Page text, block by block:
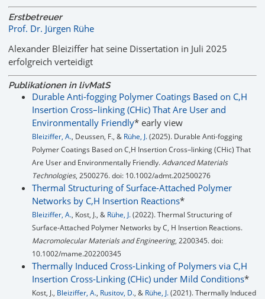
Erstbetreuer
Prof. Dr. Jürgen Rühe
Alexander Bleiziffer hat seine Dissertation in Juli 2025
erfolgreich verteidigt
Publikationen in livMatS
Durable Anti-fogging Polymer Coatings Based on C,H
Insertion Cross–linking (CHic) That Are User and
Environmentally Friendly* early view
Bleiziffer, A., Deussen, F., & Rühe, J.(2025). Durable Anti-fogging
Polymer Coatings Based on C,H Insertion Cross–linking (CHic) That
Are User and Environmentally Friendly.Advanced Materials
Technologies, 2500276. doi: 10.1002/admt.202500276
Thermal Structuring of Surface-Attached Polymer
Networks by C,H Insertion Reactions*
Bleiziffer, A., Kost, J., & Rühe, J.(2022). Thermal Structuring of
Surface‐Attached Polymer Networks by C, H Insertion Reactions.
Macromolecular Materials and Engineering, 2200345. doi:
10.1002/mame.202200345
Thermally Induced Cross-Linking of Polymers via C,H
Insertion Cross-Linking (CHic) under Mild Conditions*
Kost, J., Bleiziffer, A., Rusitov, D., & Rühe, J.(2021). Thermally Induced